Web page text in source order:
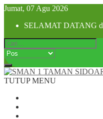
Jumat, 07 Agu 2026
SELAMAT DATANG
TUTUP MENU